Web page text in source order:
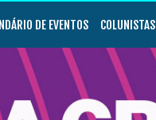
DE EVENTOS COLUNISTAS